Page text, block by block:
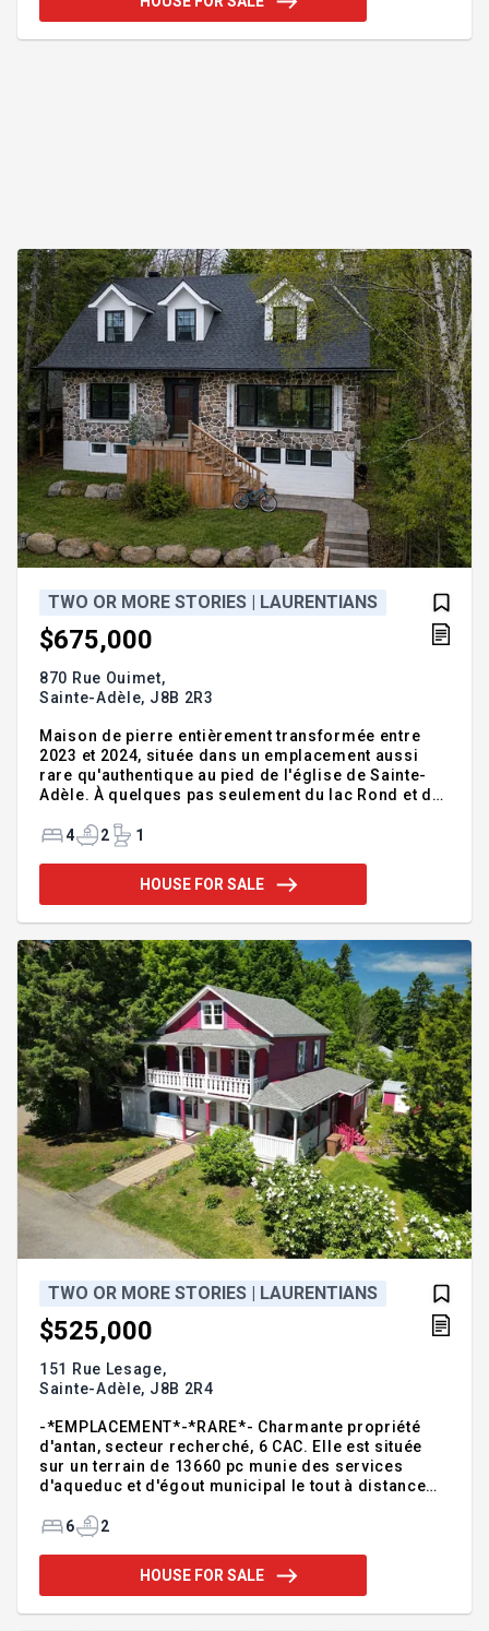
parfaitement convenir à un professionnel désirant
TWO OR MORE STORIES | LAURENTIANS
$675,000
870 Rue Ouimet,
Sainte-Adèle, J8B 2R3
Maison de pierre entièrement transformée entre
2023 et 2024, située dans un emplacement aussi
rare qu'authentique au pied de l'église de Sainte-
Adèle. À quelques pas seulement du lac Rond et de
de gamme avec élégante arrière-cuisine et coin
plafonds de 8'6, poutres apparentes, foyer au gaz et
immense fenestration. Sous-sol offrant potentiel
Cette propriété unique marie parfaitement le
charme intemporel
4 2 1
HOUSE FOR SALE
TWO OR MORE STORIES | LAURENTIANS
$525,000
151 Rue Lesage,
Sainte-Adèle, J8B 2R4
-*EMPLACEMENT*-*RARE*- Charmante propriété
d'antan, secteur recherché, 6 CAC. Elle est située
sur un terrain de 13660 pc munie des services
d'aqueduc et d'égout municipal le tout à distance
subdivisé pour y bâtir un autre immeuble d'un
vérifié auprès de la municipalité et d'un arpenteur.
Venez nous voir! Présentement avec des revenus
6 2
HOUSE FOR SALE